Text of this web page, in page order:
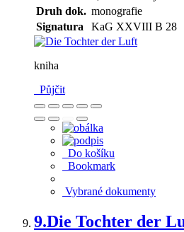
Druh dok. monografie
Signatura
KaG XXVIII B 28
kniha
Půjčit
Do košíku
Bookmark
Vybrané dokumenty
9.Die Tochter der